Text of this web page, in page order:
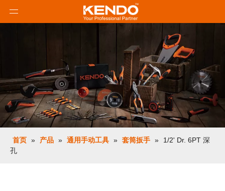
首页 » 产品 » 通用手动工具 » 套筒扳手 »
1/2' Dr. 6PT 深
孔